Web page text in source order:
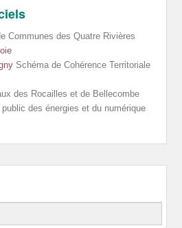
Communes des Quatre Rivières
Schéma de Cohérence Territoriale
des Rocailles et de Bellecombe
des énergies et du numérique